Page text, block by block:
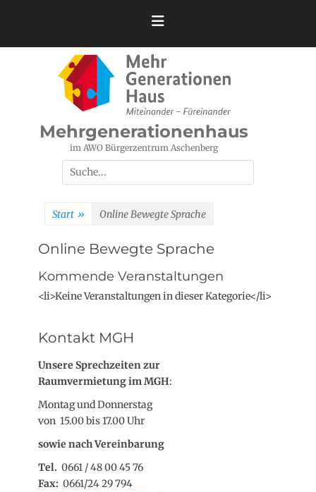
Mehrgenerationenhaus
im AWO Bürgerzentrum Aschenberg
Suchen
nach:
Start » Online Bewegte Sprache
Online Bewegte Sprache
Kommende Veranstaltungen
<li>Keine Veranstaltungen in dieser Kategorie</li>
Kontakt MGH
Unsere Sprechzeiten zur
Raumvermietung im MGH:
Montag und Donnerstag
von 15.00 bis 17.00 Uhr
sowie nach Vereinbarung
Tel. 0661 / 48 00 45 76
Fax: 0661/24 29 794